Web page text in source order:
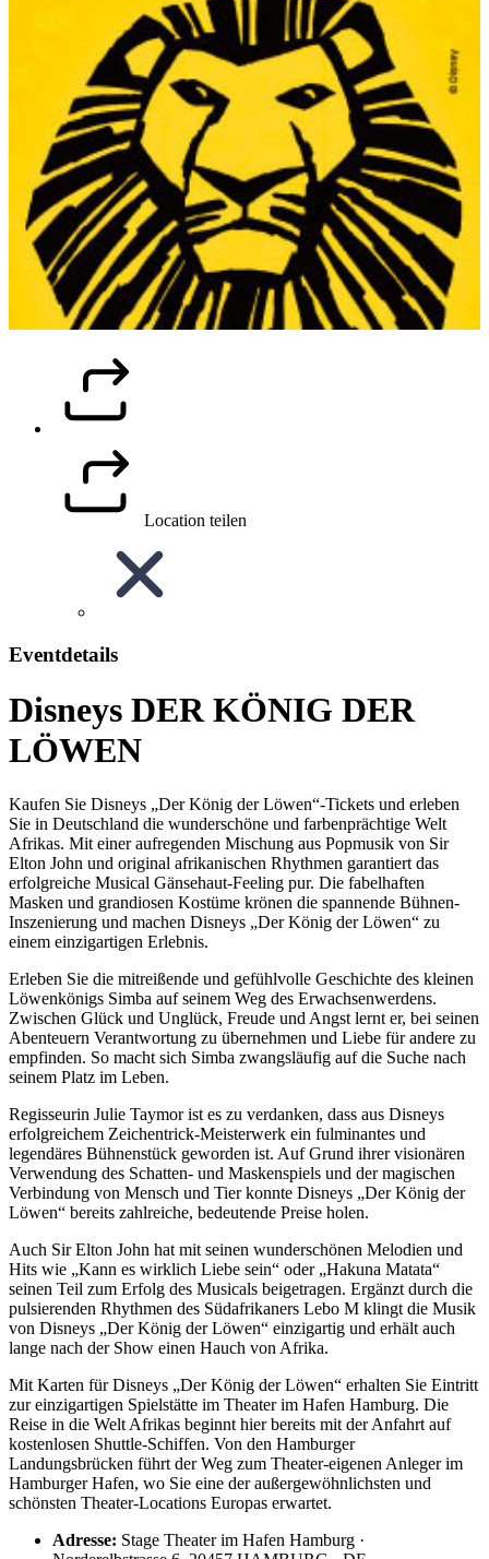
Location teilen
Eventdetails
Disneys DER KÖNIG DER
LÖWEN
Kaufen Sie Disneys „Der König der Löwen“-Tickets und erleben
Sie in Deutschland die wunderschöne und farbenprächtige Welt
Afrikas. Mit einer aufregenden Mischung aus Popmusik von Sir
Elton John und original afrikanischen Rhythmen garantiert das
erfolgreiche Musical Gänsehaut-Feeling pur. Die fabelhaften
Masken und grandiosen Kostüme krönen die spannende Bühnen-
Inszenierung und machen Disneys „Der König der Löwen“ zu
einem einzigartigen Erlebnis.
Erleben Sie die mitreißende und gefühlvolle Geschichte des kleinen
Löwenkönigs Simba auf seinem Weg des Erwachsenwerdens.
Zwischen Glück und Unglück, Freude und Angst lernt er, bei seinen
Abenteuern Verantwortung zu übernehmen und Liebe für andere zu
empfinden. So macht sich Simba zwangsläufig auf die Suche nach
seinem Platz im Leben.
Regisseurin Julie Taymor ist es zu verdanken, dass aus Disneys
erfolgreichem Zeichentrick-Meisterwerk ein fulminantes und
legendäres Bühnenstück geworden ist. Auf Grund ihrer visionären
Verwendung des Schatten- und Maskenspiels und der magischen
Verbindung von Mensch und Tier konnte Disneys „Der König der
Löwen“ bereits zahlreiche, bedeutende Preise holen.
Auch Sir Elton John hat mit seinen wunderschönen Melodien und
Hits wie „Kann es wirklich Liebe sein“ oder „Hakuna Matata“
seinen Teil zum Erfolg des Musicals beigetragen. Ergänzt durch die
pulsierenden Rhythmen des Südafrikaners Lebo M klingt die Musik
von Disneys „Der König der Löwen“ einzigartig und erhält auch
lange nach der Show einen Hauch von Afrika.
Mit Karten für Disneys „Der König der Löwen“ erhalten Sie Eintritt
zur einzigartigen Spielstätte im Theater im Hafen Hamburg. Die
Reise in die Welt Afrikas beginnt hier bereits mit der Anfahrt auf
kostenlosen Shuttle-Schiffen. Von den Hamburger
Landungsbrücken führt der Weg zum Theater-eigenen Anleger im
Hamburger Hafen, wo Sie eine der außergewöhnlichsten und
schönsten Theater-Locations Europas erwartet.
Adresse: Stage Theater im Hafen Hamburg ·